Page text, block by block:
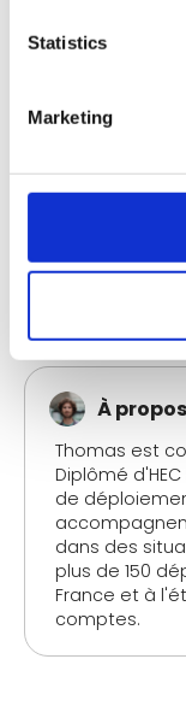
Statistics
Marketing
Garantir
Le flex office
titre, mais
précisément.
bonnes
la transition
À
Thomas est
Diplômé
de
dans des
plus de 150
France et à
comptes.